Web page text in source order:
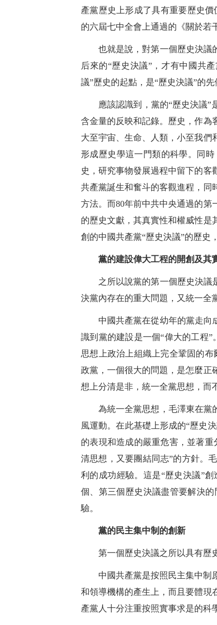
產黨歷史上形成了具有重要歷史價
的六屆七中全會上通過的《關於若
也就是說，對第一個歷史決議
后來的“歷史決議”，才有中國共
議”歷史的起點，是“歷史決議”的先
應該認識到，黨的“歷史決議
含金量的反映和記錄。歷史，作為
大至宇宙、生命、人類，小至我
形成歷史學這一門類的科學。同
史，研究事物發展過程中留下的
共產黨誕生和奮斗的客觀進程，同
方法。而80年前中共中央通過的
的歷史文獻，其真實性和權威性是
創的中國共產黨“歷史決議”的歷史
黨的建設偉大工程的開創及其
之所以說黨的第一個歷史決議
決黨內存在的重大問題，又統一全
中國共產黨在從幼年的黨走向
識到黨的建設是一個“偉大的工程
思想上政治上組織上完全鞏固的
政黨，一個很大的問題，是怎麼正
想上分清是非，統一全黨思想，而
為統一全黨思想，毛澤東在黨
風運動。在此基礎上形成的“歷史
的表現和造成的嚴重危害，並著
清思想，又要團結同志”的方針。
利的成功經驗。這是“歷史決議”
個、第三個歷史決議盡管要解決
驗。
黨的民主集中制的創新
第一個歷史決議之所以具有歷
中國共產黨是按照民主集中制
和領導機構的產生上，而且要體現
產黨人十分注重按照實事求是的科